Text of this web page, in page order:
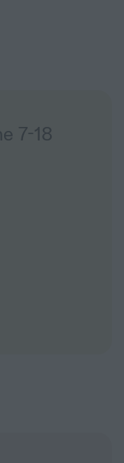
7-18